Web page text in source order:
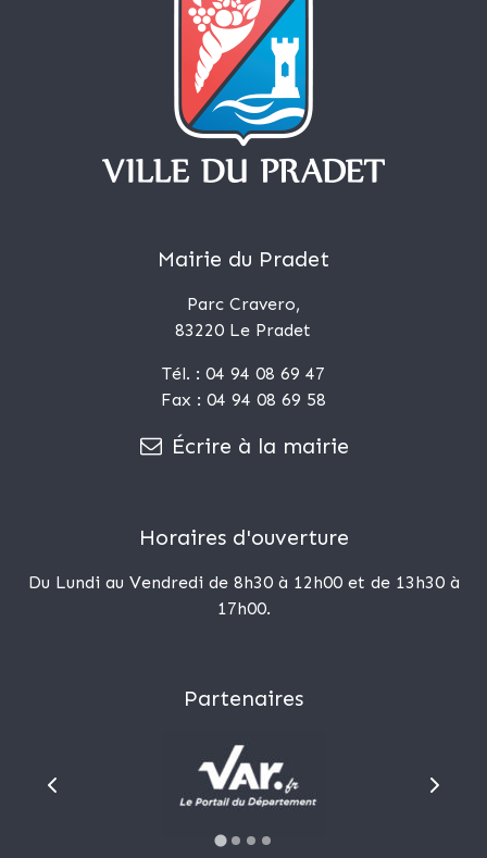
Mairie du Pradet
Parc Cravero,
83220 Le Pradet
Tél. : 04 94 08 69 47
Fax : 04 94 08 69 58
Écrire à la mairie
Horaires d'ouverture
Du Lundi au Vendredi de 8h30 à 12h00 et de 13h30 à
17h00.
Partenaires